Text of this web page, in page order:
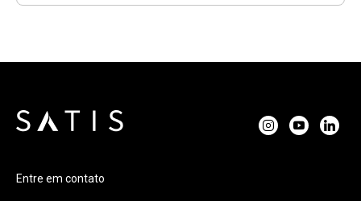
Entre em contato